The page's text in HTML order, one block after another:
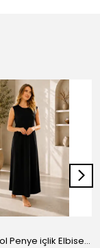
2051 Sıfır Kol Penye içlik Elbise - Siyah